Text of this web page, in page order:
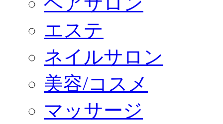
エステ
ネイルサロン
美容/コスメ
マッサージ